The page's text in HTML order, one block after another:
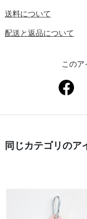
送料について
配送と返品について
このア
同じカテゴリのア